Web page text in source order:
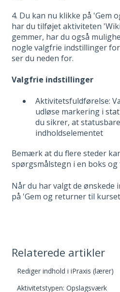
4. Du kan nu klikke på 'Gem
har du tilføjet aktiviteten
gemmer, har du også
nogle valgfrie indstillinger
ser du neden for.
Valgfrie indstillinger
Aktivitetsfuldførelse:
udløse markering i
du sikrer, at
indholdselementet
Bemærk at du flere steder
spørgsmålstegn i en boks
Når du har valgt de ønskede
på 'Gem og returner til
Relaterede artikler
Rediger indhold i iPraxis (lærer)
Aktivitetstypen: Opslagsværk